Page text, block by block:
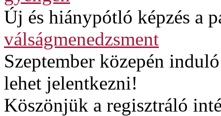
Új és hiánypótló képzés a
válságmenedzsment
Szeptember közepén
lehet jelentkezni!
Köszönjük a regisztráló